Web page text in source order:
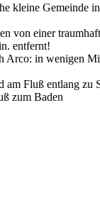
kleine Gemeinde
von einer
entfernt!
Arco: in wenigen
am Fluß entlang zu
zum Baden